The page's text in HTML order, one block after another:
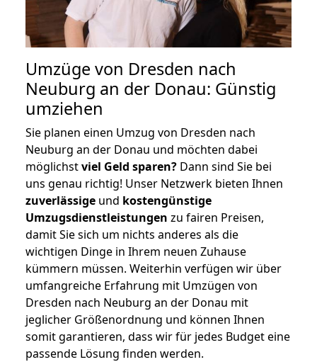
Umzüge von Dresden nach
Neuburg an der Donau: Günstig
umziehen
Sie planen einen Umzug von Dresden nach
Neuburg an der Donau und möchten dabei
möglichstviel Geld sparen? Dann sind Sie bei
uns genau richtig! Unser Netzwerk bieten Ihnen
zuverlässige und kostengünstige
Umzugsdienstleistungen zu fairen Preisen,
damit Sie sich um nichts anderes als die
wichtigen Dinge in Ihrem neuen Zuhause
kümmern müssen. Weiterhin verfügen wir über
umfangreiche Erfahrung mit Umzügen von
Dresden nach Neuburg an der Donau mit
jeglicher Größenordnung und können Ihnen
somit garantieren, dass wir für jedes Budget eine
passende Lösung finden werden.